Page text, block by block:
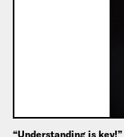
“Understanding is key!”